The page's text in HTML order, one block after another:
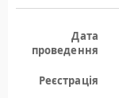
Дата
проведення
Реєстрація